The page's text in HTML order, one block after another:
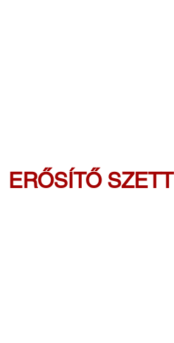
ERŐSÍTŐ SZETT